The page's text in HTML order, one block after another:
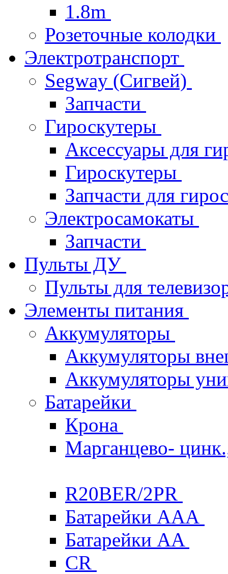
1.8m
Розеточные колодки
Электротранспорт
Segway (Сигвей)
Запчасти
Гироскутеры
Аксессуары для
Гироскутеры
Запчасти для
Электросамокаты
Запчасти
Пульты ДУ
Пульты для
Элементы питания
Аккумуляторы
Аккумуляторы
Аккумуляторы
Батарейки
Крона
Марганцево-
R20BER/2PR
Батарейки ААА
Батарейки AA
CR